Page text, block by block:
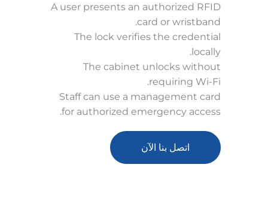
A user presents an authorized RFID
card or wristband.
The lock verifies the credential
locally.
The cabinet unlocks without
requiring Wi-Fi.
Staff can use a management card
for authorized emergency access.
اتصل بنا الآن